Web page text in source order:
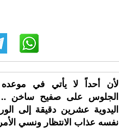
لأن أحداً لا يأتي في موعده
الجلوس على صفيح ساخن ..
اليدوية عشرين دقيقة إلى
نفسه عذاب الانتظار ونسي